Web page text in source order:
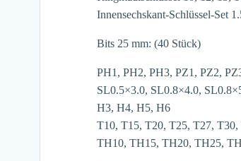
Innensechskant-Schlüssel-Set
Bits 25 mm: (40 Stück)
PH1, PH2, PH3, PZ1, PZ2,
SL0.5×3.0, SL0.8×4.0,
H3, H4, H5, H6
T10, T15, T20, T25, T27, T30,
TH10, TH15, TH20, TH25,